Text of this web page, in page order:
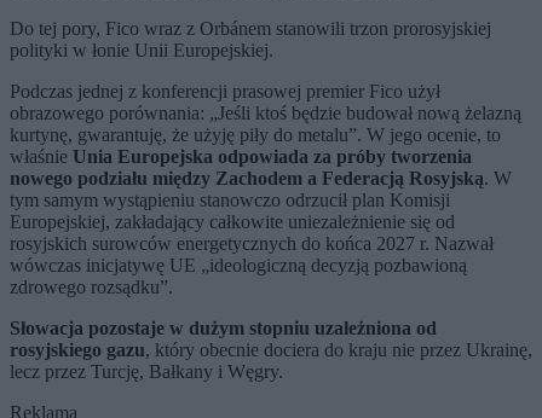
Do tej pory, Fico wraz z Orbánem stanowili trzon prorosyjskiej
polityki w łonie Unii Europejskiej.
Podczas jednej z konferencji prasowej premier Fico użył
obrazowego porównania: „Jeśli ktoś będzie budował nową żelazną
kurtynę, gwarantuję, że użyję piły do metalu”. W jego ocenie, to
właśnie Unia Europejska odpowiada za próby tworzenia
nowego podziału między Zachodem a Federacją Rosyjską. W
tym samym wystąpieniu stanowczo odrzucił plan Komisji
Europejskiej, zakładający całkowite uniezależnienie się od
rosyjskich surowców energetycznych do końca 2027 r. Nazwał
wówczas inicjatywę UE „ideologiczną decyzją pozbawioną
zdrowego rozsądku”.
Słowacja pozostaje w dużym stopniu uzależniona od
rosyjskiego gazu, który obecnie dociera do kraju nie przez Ukrainę,
lecz przez Turcję, Bałkany i Węgry.
Reklama